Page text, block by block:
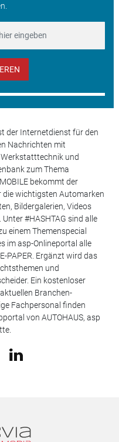
der Internetdienst für den
Nachrichten mit
und
zum Thema
bekommt der
die wichtigsten Automarken
Bildergalerien, Videos
#HASHTAG sind alle
einem Themenspecial
im asp-Onlineportal alle
PAPER. Ergänzt wird das
und
Ein kostenloser
Branchen-
Fachpersonal finden
von AUTOHAUS, asp